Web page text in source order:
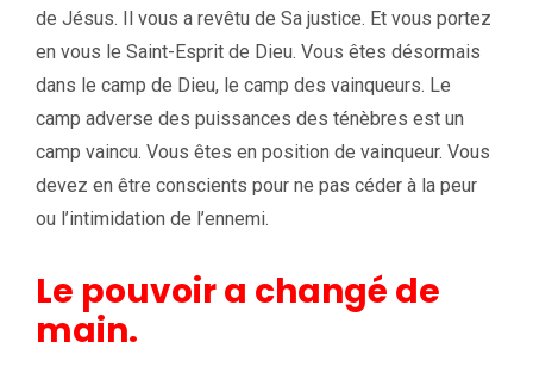
de Jésus. Il vous a revêtu de Sa justice. Et vous portez
en vous le Saint-Esprit de Dieu. Vous êtes désormais
dans le camp de Dieu, le camp des vainqueurs. Le
camp adverse des puissances des ténèbres est un
camp vaincu. Vous êtes en position de vainqueur. Vous
devez en être conscients pour ne pas céder à la peur
ou l’intimidation de l’ennemi.
Le pouvoir a changé de
main.